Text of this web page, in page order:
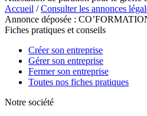
Accueil /Consulter les annonces
Annonce déposée :
Fiches pratiques et conseils
Créer son entreprise
Gérer son entreprise
Fermer son entreprise
Toutes nos fiches pratiques
Notre société